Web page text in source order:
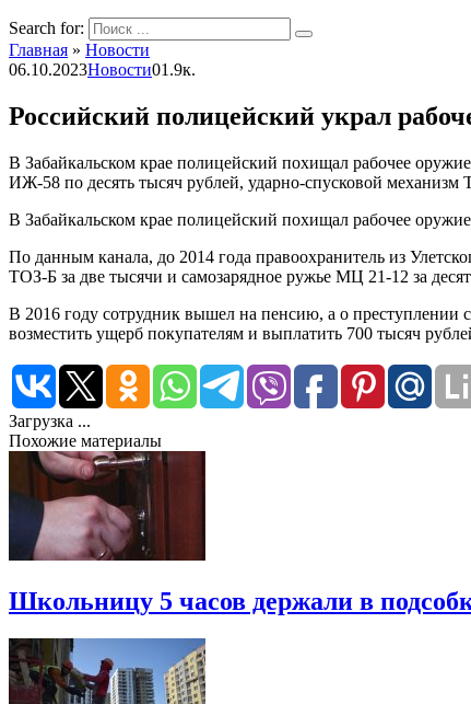
Search for:
Главная » Новости
06.10.2023Новости01.9к.
Российский полицейский украл
В Забайкальском крае полицейский похищал рабочее
ИЖ-58 по десять тысяч рублей, ударно-спусковой механизм
В Забайкальском крае полицейский похищал рабочее
По данным канала, до 2014 года правоохранитель из
ТОЗ-Б за две тысячи и самозарядное ружье МЦ 21-12 за
В 2016 году сотрудник вышел на пенсию, а о преступлении
возместить ущерб покупателям и выплатить 700 тысяч
Загрузка ...
Похожие материалы
Школьницу 5 часов держали в